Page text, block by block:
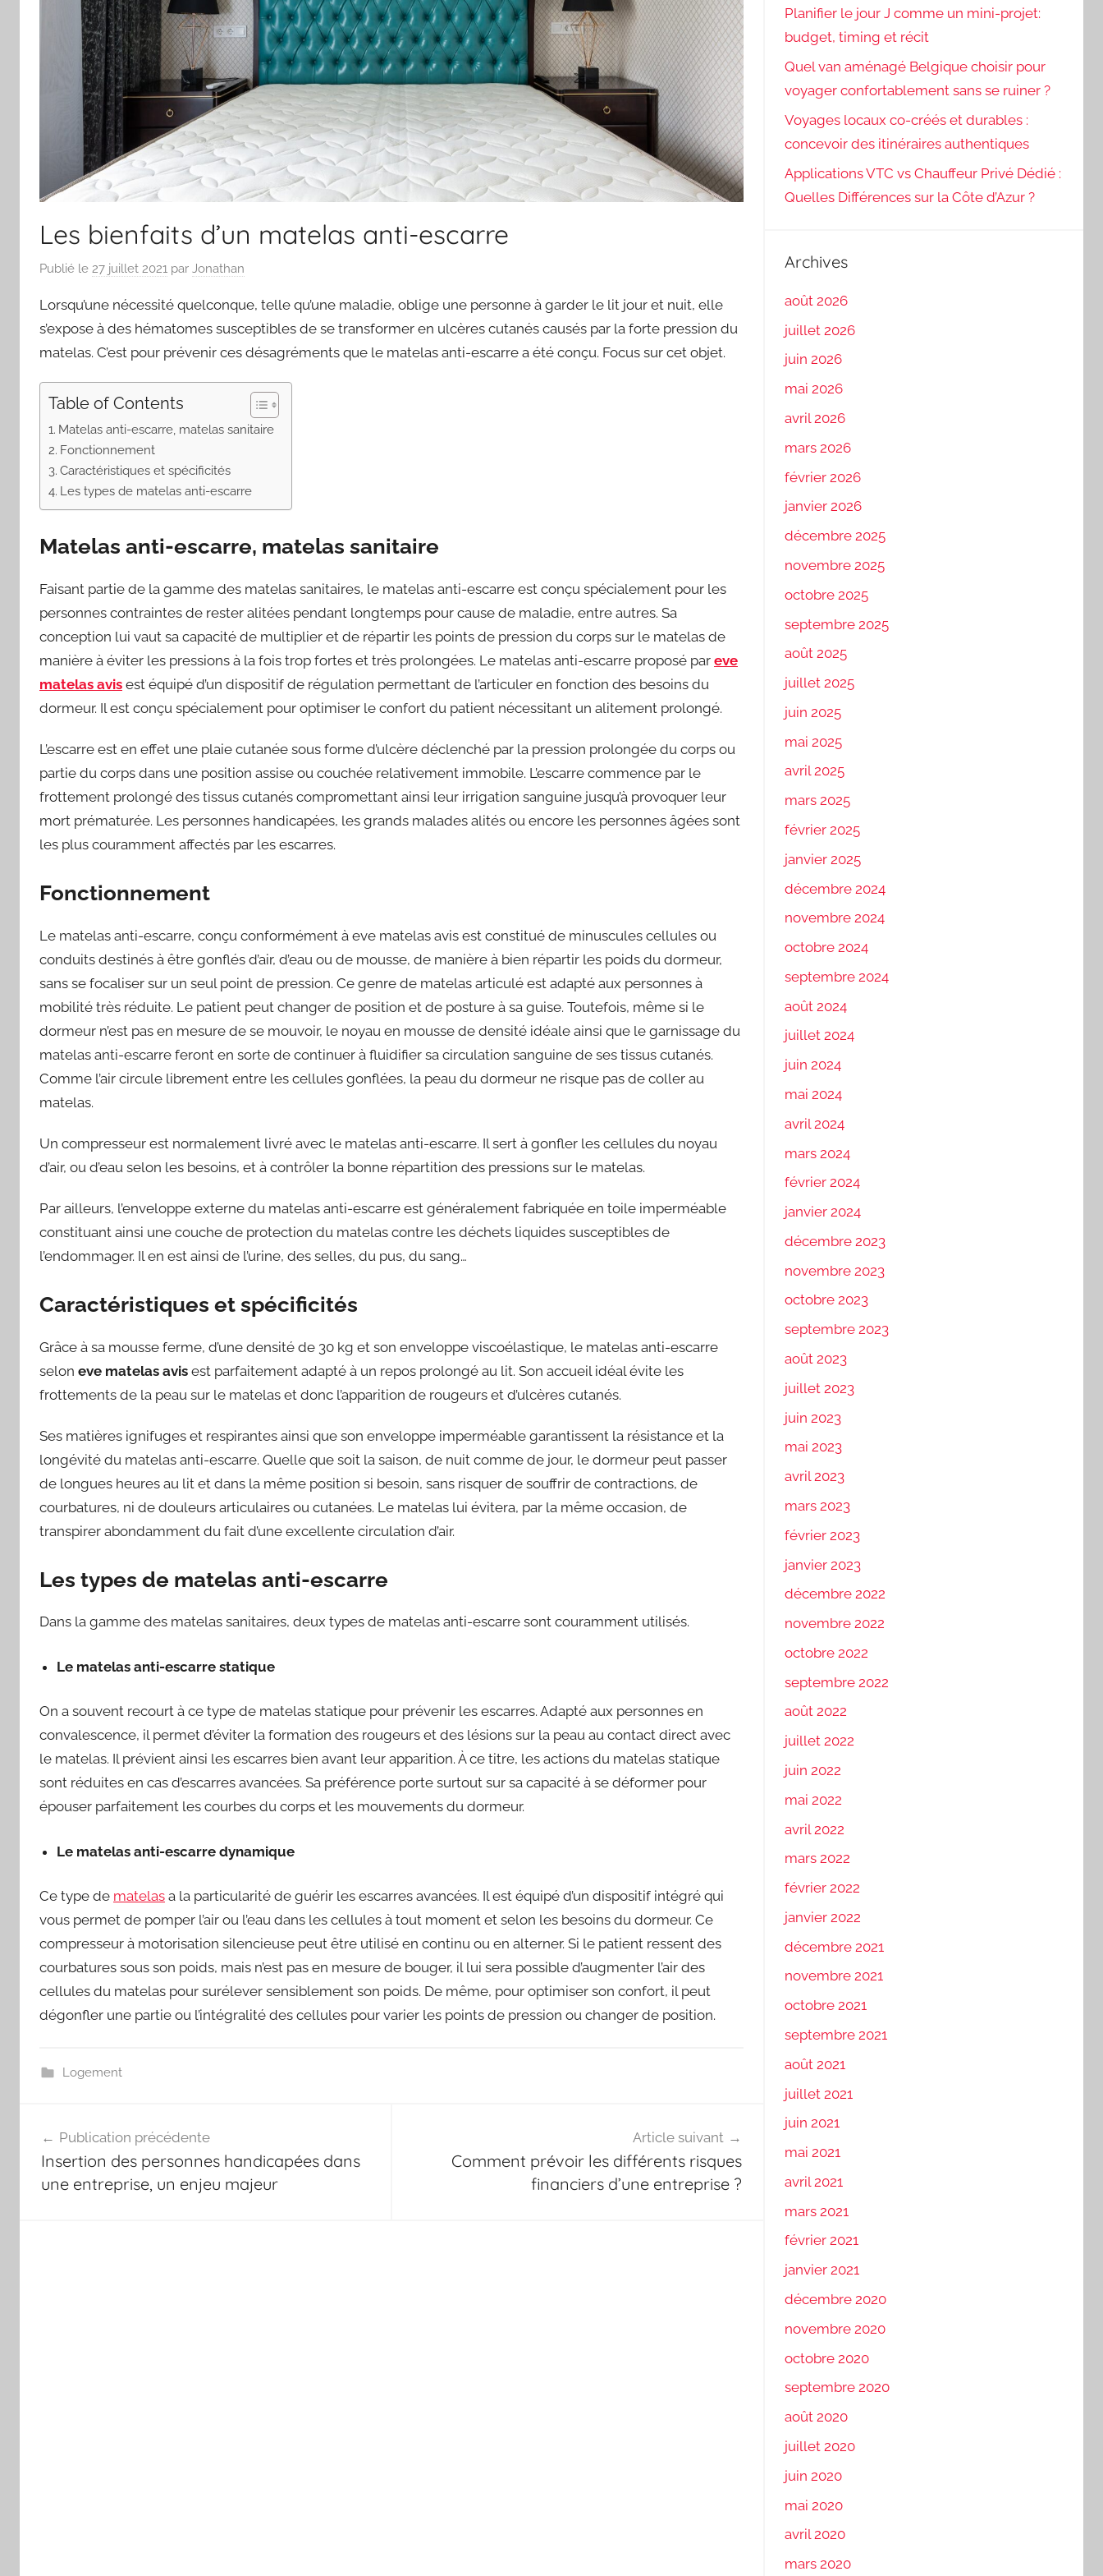
Les bienfaits d’un matelas anti-escarre
Publié le 27 juillet 2021 par Jonathan
Lorsqu’une nécessité quelconque, telle qu’une maladie, oblige une personne à garder le lit jour et nuit, elle
s’expose à des hématomes susceptibles de se transformer en ulcères cutanés causés par la forte pression du
matelas. C’est pour prévenir ces désagréments que le matelas anti-escarre a été conçu. Focus sur cet objet.
Table of Contents
Matelas anti-escarre, matelas sanitaire
Fonctionnement
Caractéristiques et spécificités
Les types de matelas anti-escarre
Matelas anti-escarre, matelas sanitaire
Faisant partie de la gamme des matelas sanitaires, le matelas anti-escarre est conçu spécialement pour les
personnes contraintes de rester alitées pendant longtemps pour cause de maladie, entre autres. Sa
conception lui vaut sa capacité de multiplier et de répartir les points de pression du corps sur le matelas de
manière à éviter les pressions à la fois trop fortes et très prolongées. Le matelas anti-escarre proposé par eve
matelas avis est équipé d’un dispositif de régulation permettant de l’articuler en fonction des besoins du
dormeur. Il est conçu spécialement pour optimiser le confort du patient nécessitant un alitement prolongé.
L’escarre est en effet une plaie cutanée sous forme d’ulcère déclenché par la pression prolongée du corps ou
partie du corps dans une position assise ou couchée relativement immobile. L’escarre commence par le
frottement prolongé des tissus cutanés compromettant ainsi leur irrigation sanguine jusqu’à provoquer leur
mort prématurée. Les personnes handicapées, les grands malades alités ou encore les personnes âgées sont
les plus couramment affectés par les escarres.
Fonctionnement
Le matelas anti-escarre, conçu conformément à eve matelas avis est constitué de minuscules cellules ou
conduits destinés à être gonflés d’air, d’eau ou de mousse, de manière à bien répartir les poids du dormeur,
sans se focaliser sur un seul point de pression. Ce genre de matelas articulé est adapté aux personnes à
mobilité très réduite. Le patient peut changer de position et de posture à sa guise. Toutefois, même si le
dormeur n’est pas en mesure de se mouvoir, le noyau en mousse de densité idéale ainsi que le garnissage du
matelas anti-escarre feront en sorte de continuer à fluidifier sa circulation sanguine de ses tissus cutanés.
Comme l’air circule librement entre les cellules gonflées, la peau du dormeur ne risque pas de coller au
matelas.
Un compresseur est normalement livré avec le matelas anti-escarre. Il sert à gonfler les cellules du noyau
d’air, ou d’eau selon les besoins, et à contrôler la bonne répartition des pressions sur le matelas.
Par ailleurs, l’enveloppe externe du matelas anti-escarre est généralement fabriquée en toile imperméable
constituant ainsi une couche de protection du matelas contre les déchets liquides susceptibles de
l’endommager. Il en est ainsi de l’urine, des selles, du pus, du sang…
Caractéristiques et spécificités
Grâce à sa mousse ferme, d’une densité de 30 kg et son enveloppe viscoélastique, le matelas anti-escarre
selon eve matelas avis est parfaitement adapté à un repos prolongé au lit. Son accueil idéal évite les
frottements de la peau sur le matelas et donc l’apparition de rougeurs et d’ulcères cutanés.
Ses matières ignifuges et respirantes ainsi que son enveloppe imperméable garantissent la résistance et la
longévité du matelas anti-escarre. Quelle que soit la saison, de nuit comme de jour, le dormeur peut passer
de longues heures au lit et dans la même position si besoin, sans risquer de souffrir de contractions, de
courbatures, ni de douleurs articulaires ou cutanées. Le matelas lui évitera, par la même occasion, de
transpirer abondamment du fait d’une excellente circulation d’air.
Les types de matelas anti-escarre
Dans la gamme des matelas sanitaires, deux types de matelas anti-escarre sont couramment utilisés.
Le matelas anti-escarre statique
On a souvent recourt à ce type de matelas statique pour prévenir les escarres. Adapté aux personnes en
convalescence, il permet d’éviter la formation des rougeurs et des lésions sur la peau au contact direct avec
le matelas. Il prévient ainsi les escarres bien avant leur apparition. À ce titre, les actions du matelas statique
sont réduites en cas d’escarres avancées. Sa préférence porte surtout sur sa capacité à se déformer pour
épouser parfaitement les courbes du corps et les mouvements du dormeur.
Le matelas anti-escarre dynamique
Ce type de matelas a la particularité de guérir les escarres avancées. Il est équipé d’un dispositif intégré qui
vous permet de pomper l’air ou l’eau dans les cellules à tout moment et selon les besoins du dormeur. Ce
compresseur à motorisation silencieuse peut être utilisé en continu ou en alterner. Si le patient ressent des
courbatures sous son poids, mais n’est pas en mesure de bouger, il lui sera possible d’augmenter l’air des
cellules du matelas pour surélever sensiblement son poids. De même, pour optimiser son confort, il peut
dégonfler une partie ou l’intégralité des cellules pour varier les points de pression ou changer de position.
Logement
de
l’article
Publication précédente
Insertion des personnes handicapées dans
une entreprise, un enjeu majeur
Article suivant
Comment prévoir les différents risques
financiers d’une entreprise ?
Planifier le jour J comme un mini-projet:
budget, timing et récit
Quel van aménagé Belgique choisir pour
voyager confortablement sans se ruiner ?
Voyages locaux co-créés et durables :
concevoir des itinéraires authentiques
Applications VTC vs Chauffeur Privé Dédié :
Quelles Différences sur la Côte d’Azur ?
Archives
août 2026
juillet 2026
juin 2026
mai 2026
avril 2026
mars 2026
février 2026
janvier 2026
décembre 2025
novembre 2025
octobre 2025
septembre 2025
août 2025
juillet 2025
juin 2025
mai 2025
avril 2025
mars 2025
février 2025
janvier 2025
décembre 2024
novembre 2024
octobre 2024
septembre 2024
août 2024
juillet 2024
juin 2024
mai 2024
avril 2024
mars 2024
février 2024
janvier 2024
décembre 2023
novembre 2023
octobre 2023
septembre 2023
août 2023
juillet 2023
juin 2023
mai 2023
avril 2023
mars 2023
février 2023
janvier 2023
décembre 2022
novembre 2022
octobre 2022
septembre 2022
août 2022
juillet 2022
juin 2022
mai 2022
avril 2022
mars 2022
février 2022
janvier 2022
décembre 2021
novembre 2021
octobre 2021
septembre 2021
août 2021
juillet 2021
juin 2021
mai 2021
avril 2021
mars 2021
février 2021
janvier 2021
décembre 2020
novembre 2020
octobre 2020
septembre 2020
août 2020
juillet 2020
juin 2020
mai 2020
avril 2020
mars 2020